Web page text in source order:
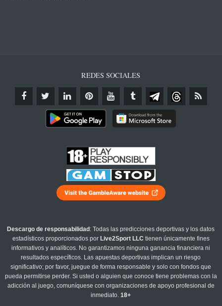
REDES SOCIALES
Descargo de responsabilidad : Todas las predicciones deportivas y los datos
estadísticos proporcionados por Live2Sport LLC tienen únicamente fines
informativos y analíticos. No garantizamos ninguna ganancia financiera ni
resultados específicos. Las apuestas deportivas implican un riesgo
significativo; por favor, juegue de forma responsable y solo con fondos que
pueda permitirse perder. Si usted o alguien que conoce tiene problemas con la
adicción al juego, comuníquese con organizaciones de apoyo profesional de
inmediato.18+